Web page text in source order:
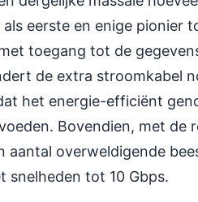
eerste en enige pionier
toegang tot de
de extra stroomkabel
het energie-efficiënt
Bovendien, met de
aantal overweldigende
snelheden tot 10 Gbps.